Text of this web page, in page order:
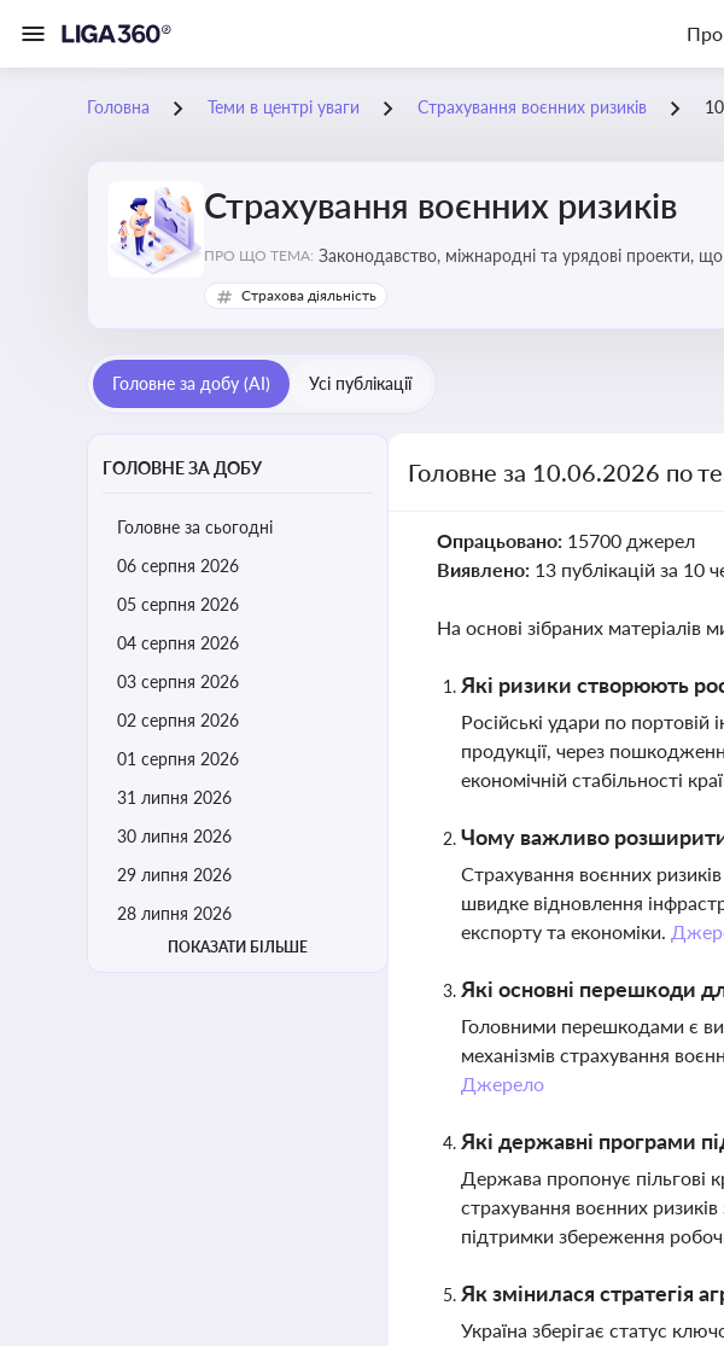
Про
Головна Теми в центрі уваги Страхування воєнних ризиків
Страхування воєнних ризиків
ПРО ЩО ТЕМА: Законодавство, міжнародні та урядові проекти,
Страхова діяльність
Головне за добу (AI) Усі публікації
ГОЛОВНЕ ЗА ДОБУ
Головне за сьогодні
06 серпня 2026
05 серпня 2026
04 серпня 2026
03 серпня 2026
02 серпня 2026
01 серпня 2026
31 липня 2026
30 липня 2026
29 липня 2026
28 липня 2026
ПОКАЗАТИ БІЛЬШЕ
Головне за 10.06.2026 по
Опрацьовано: 15700 джерел
Виявлено: 13 публікацій за 10
На основі зібраних матеріалів
Які ризики створюють
Російські удари по
продукції, через
економічній стабільності
Чому важливо розширити
Страхування воєнних
швидке відновлення
експорту та економіки.
Які основні перешкоди
Головними перешкодами є
механізмів страхування
Джерело
Які державні програми
Держава пропонує пільгові
страхування воєнних
підтримки збереження
Як змінилася стратегія
Україна зберігає статус